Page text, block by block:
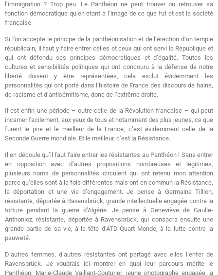
l’immigration ? Trop peu. Le Panthéon ne peut trouver ou retrouver sa
fonction démocratique qu’en étant à l’image de ce que fut et est la société
française.
Si l’on accepte le principe de la panthéonisation et de l’érection d’un temple
républicain, il faut y faire entrer celles et ceux qui ont servi la République et
qui ont défendu ses principes démocratiques et d’égalité. Toutes les
cultures et sensibilités politiques qui ont concouru à la défense de notre
liberté doivent y être représentées, cela exclut évidemment les
personnalités qui ont porté dans l’histoire de France des discours de haine,
de racisme et d’antisémitisme, donc de l’extrême droite.
Il est enfin une période – outre celle de la Révolution française – qui peut
incarner facilement, aux yeux de tous et notamment des plus jeunes, ce que
furent le pire et le meilleur de la France, c’est évidemment celle de la
Seconde Guerre mondiale. Et le meilleur, c’est la Résistance.
Il en découle qu’il faut faire entrer les résistantes au Panthéon ! Sans entrer
en opposition avec d’autres propositions nombreuses et légitimes,
plusieurs noms de personnalités circulent qui ont retenu mon attention
parce qu’elles sont à la fois différentes mais ont en commun la Résistance,
la déportation et une vie d’engagement. Je pense à Germaine Tillion,
résistante, déportée à Ravensbrück, grande intellectuelle engagée contre la
torture pendant la guerre d’Algérie. Je pense à Geneviève de Gaulle-
Anthonioz, résistante, déportée à Ravensbrück, qui consacra ensuite une
grande partie de sa vie, à la tête d’ATD-Quart Monde, à la lutte contre la
pauvreté.
D’autres femmes, d’autres résistantes ont partagé avec elles l’enfer de
Ravensbrück. Je voudrais ici montrer en quoi leur parcours mérite le
Panthéon. Marie-Claude Vaillant-Couturier, jeune photographe engagée, a